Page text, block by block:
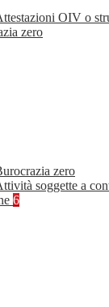
OIV o
zero
zero
soggette a
6